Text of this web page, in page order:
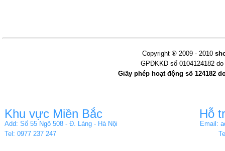
Copyright ® 2009 - 2010
GPĐKKD số 0104124182
Giấy phép hoạt động số 124182
Khu vực Miền Bắc
Add: Số 55 Ngõ 508 - Đ. Láng - Hà Nội
Tel: 0977 237 247
Hỗ
Email: